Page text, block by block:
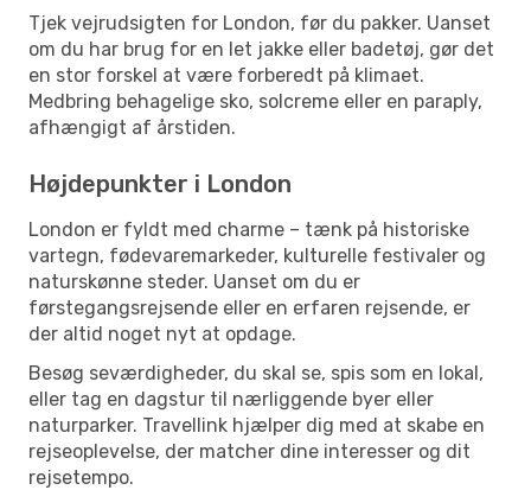
Tjek vejrudsigten for London, før du pakker. Uanset
om du har brug for en let jakke eller badetøj, gør det
en stor forskel at være forberedt på klimaet.
Medbring behagelige sko, solcreme eller en paraply,
afhængigt af årstiden.
Højdepunkter i London
London er fyldt med charme – tænk på historiske
vartegn, fødevaremarkeder, kulturelle festivaler og
naturskønne steder. Uanset om du er
førstegangsrejsende eller en erfaren rejsende, er
der altid noget nyt at opdage.
Besøg seværdigheder, du skal se, spis som en lokal,
eller tag en dagstur til nærliggende byer eller
naturparker. Travellink hjælper dig med at skabe en
rejseoplevelse, der matcher dine interesser og dit
rejsetempo.